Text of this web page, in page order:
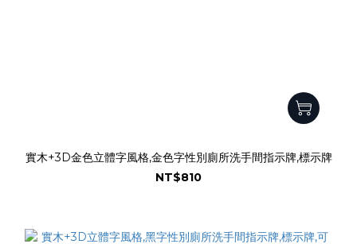
實木+3D金色立體字風格,金色字性別廁所洗手間指示牌,標示牌
NT$810